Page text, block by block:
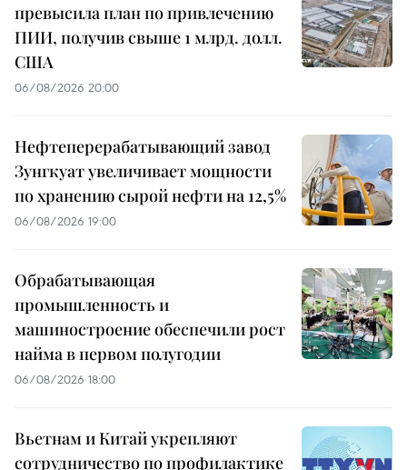
превысила план по привлечению
ПИИ, получив свыше 1 млрд. долл.
США
06/08/2026 20:00
Нефтеперерабатывающий завод
Зунгкуат увеличивает мощности
по хранению сырой нефти на 12,5%
06/08/2026 19:00
Обрабатывающая
промышленность и
машиностроение обеспечили рост
найма в первом полугодии
06/08/2026 18:00
Вьетнам и Китай укрепляют
сотрудничество по профилактике